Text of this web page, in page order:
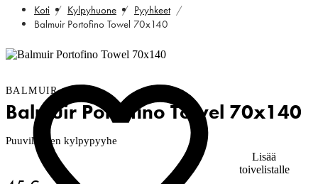
Koti Kylpyhuone
Pyyhkeet
Balmuir Portofino Towel 70x140
Lisää
toivelistalle
BALMUIR
Balmuir Portofino Towel 70x140
Puuvillainen kylpypyyhe